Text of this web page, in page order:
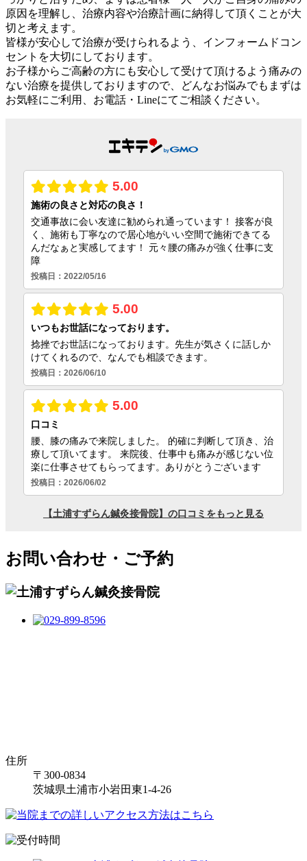
原因を理解し、治療内容や治療計画に納得して頂くことが大
切と考えます。
皆様が安心して治療が受けられるよう、インフォームドコン
セントを大切にしております。
お子様からご高齢の方にも安心して受けて頂けるよう痛みの
ない治療を提供しておりますので、どんなお悩みでもまずは
お気軽にご利用、お電話・Lineにてご相談ください。
お問い合わせ・ご予約
住所
〒300-0834
茨城県土浦市小岩田東1-4-26